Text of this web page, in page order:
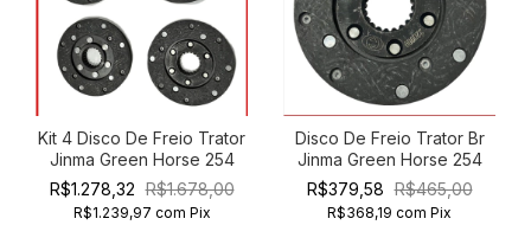
Kit 4 Disco De Freio Trator
Jinma Green Horse 254
R$1.278,32 R$1.678,00
R$1.239,97 com Pix
Disco De Freio Trator Br
Jinma Green Horse 254
R$379,58 R$465,00
R$368,19 com Pix